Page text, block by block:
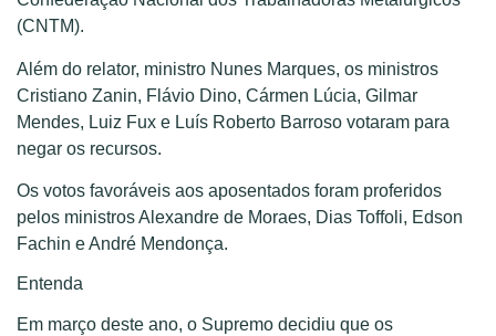
(CNTM).
Além do relator, ministro Nunes Marques, os ministros
Cristiano Zanin, Flávio Dino, Cármen Lúcia, Gilmar
Mendes, Luiz Fux e Luís Roberto Barroso votaram para
negar os recursos.
Os votos favoráveis aos aposentados foram proferidos
pelos ministros Alexandre de Moraes, Dias Toffoli, Edson
Fachin e André Mendonça.
Entenda
Em março deste ano, o Supremo decidiu que os